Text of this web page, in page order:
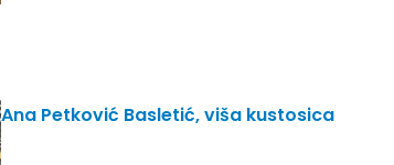
Ana Petković Basletić,viša kustosica